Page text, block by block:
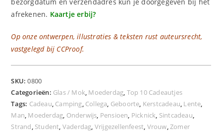
afrekenen. Kaartje erbij?
Op onze ontwerpen, illustraties & teksten rust auteursrecht,
vastgelegd bij CCProof.
SKU:0800
Categorieën: Glas / Mok, Moederdag, Top 10 Cadeautjes
Tags: Cadeau, Camping, Collega, Geboorte, Kerstcadeau, Lente,
Man, Moederdag, Onderwijs, Pensioen, Picknick, Sintcadeau,
Strand, Student, Vaderdag, Vrijgezellenfeest, Vrouw,Zomer